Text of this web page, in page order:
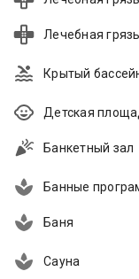
Лечебная грязь
Крытый
Детская
Банкетный зал
Банные
Баня
Сауна